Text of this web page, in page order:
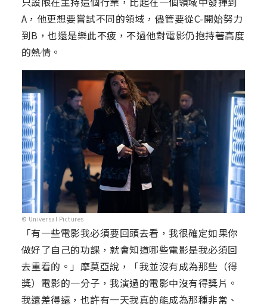
A，他更想要嘗試不同的領域，儘管要從C-開始努力
到B，也還是樂此不疲，不過他對電影仍抱持著高度
的熱情。
© Universal Pictures
「有一些電影我必須要回頭去看，我很確定如果你
做好了自己的功課，就會知道哪些電影是我必須回
去重看的。」摩莫亞說，「我並沒有成為那些（得
獎）電影的一分子，我演過的電影中沒有得獎片。
我還差得遠，也許有一天我真的能成為那種非常、